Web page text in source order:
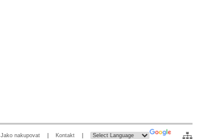
Jako nakupovat Kontakt